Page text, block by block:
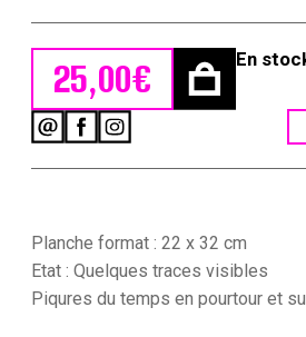
25,00€ En
-
Armée
Prussienne
-
Planche format : 22 x 32 cm
Etat : Quelques traces visibles
Piqures du temps en pourtour et